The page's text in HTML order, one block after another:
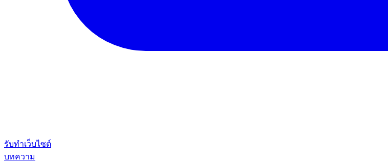
รับทำเว็บไซต์
บทความ